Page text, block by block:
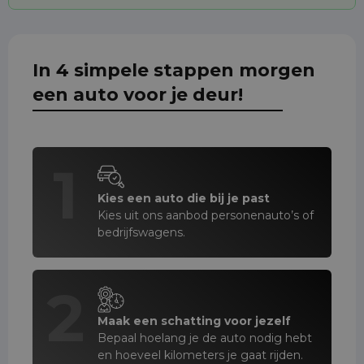
In 4 simpele stappen morgen
een auto voor je deur!
Kies een auto die bij je past
Kies uit ons aanbod personenauto’s of
bedrijfswagens.
Maak een schatting voor jezelf
Bepaal hoelang je de auto nodig hebt
en hoeveel kilometers je gaat rijden.